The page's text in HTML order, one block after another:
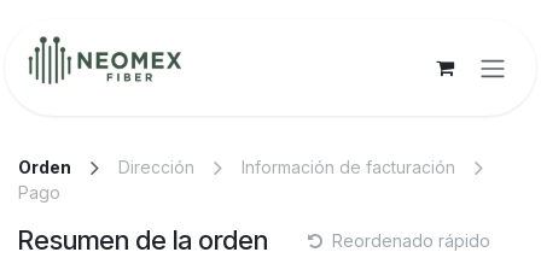
Orden Dirección
Información de facturación
Pago
Resumen de la orden Reordenado rápido